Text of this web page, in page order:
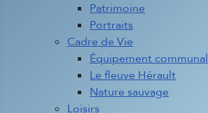
Patrimoine
Portraits
Cadre de Vie
Équipement communal
Le fleuve Hérault
Nature sauvage
Loisirs